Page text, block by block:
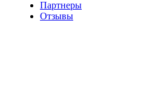
Партнеры
Отзывы